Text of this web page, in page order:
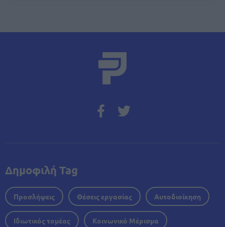
Δημοφιλή Tag
Προσλήψεις Θέσεις εργασίας Αυτοδιοίκηση
Ιδιωτικός τομέας Κοινωνικό Μέρισμα